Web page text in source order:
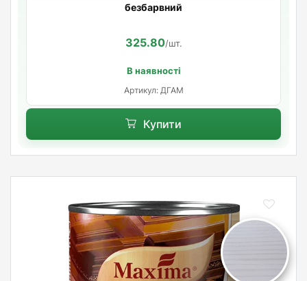
безбарвний
325.80/шт.
В наявності
Артикул: ДГАМ
Купити